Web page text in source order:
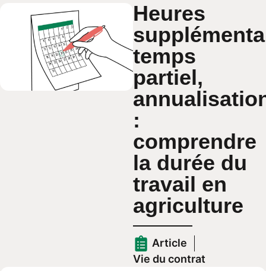
Heures
temps
partiel,
:
comprendre
la durée du
travail en
agriculture
Article
Vie du contrat